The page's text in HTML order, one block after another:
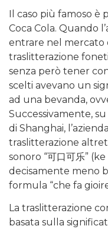
Il caso più famoso
Coca Cola. Quando
entrare nel mercato
traslitterazione
senza però tener
scelti avevano un
ad una bevanda,
Successivamente,
di Shanghai,
traslitterazione
sonoro “可口可乐”
decisamente meno
formula “che fa
La traslitterazione
basata sulla